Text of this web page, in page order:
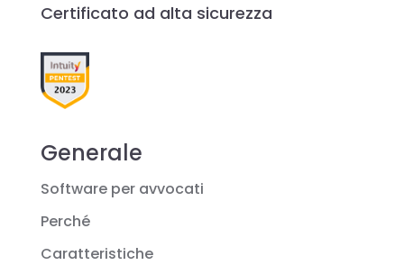
Certificato ad alta sicurezza
Generale
Software per avvocati
Perché
Caratteristiche